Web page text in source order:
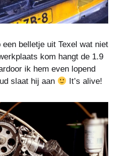
belletje uit Texel wat niet
kom hangt de 1.9
ik hem even lopend
slaat hij aan
It’s alive!